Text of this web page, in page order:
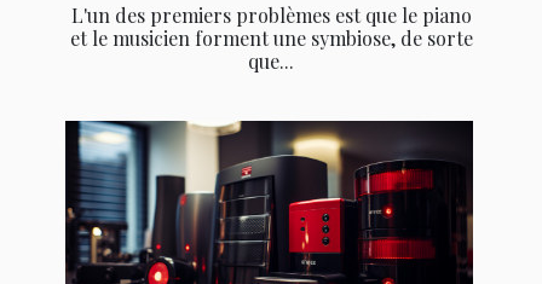
L'un des premiers problèmes est que le piano
et le musicien forment une symbiose, de sorte
que...